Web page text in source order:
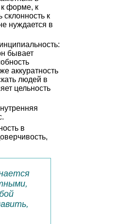
форме, к
к
нуждается в
бывает
аккуратность
людей в
цельность
в